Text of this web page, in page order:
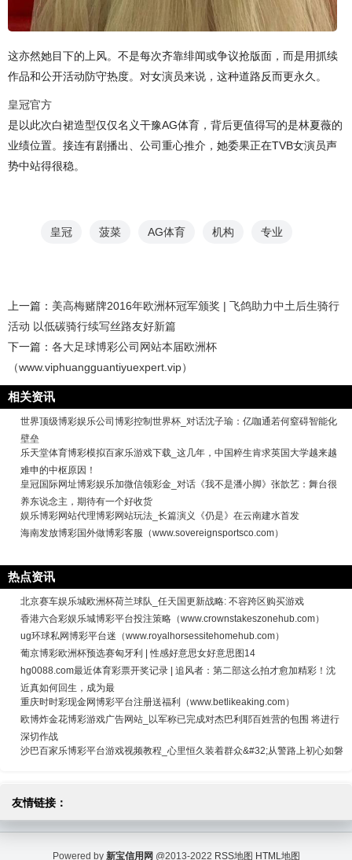
这亦然她目下的上风。不是每次齐靠绯闻或争议抢版面，而是用抓续
作品和公开活动防守热度。对女演员来说，这种道路反而更永久。
皇冠官方
是以此次白裙造型仅仅名义干豫AG体育，背后更值得写的是林夏薇的
业绩位置。接连有剧播出、公司重心推介，她委果正在TVB女演员声
势中站得很稳。
皇冠 菠菜 AG体育 机构 专业
上一篇： 美高梅赌牌2016年欧洲杯冠军颁奖 | 飞鸽助力中土后生骑行
活动 以低碳骑行续写丝路友好新篇
下一篇： 各大足球博彩公司网站本届欧洲杯
（www.viphuangguantiyuexpert.vip）
相关资讯
世界顶级博彩娱乐公司博彩控制世界杯_对话沈子瑜：亿咖通若何窒碍智能化
壁垒
乐天堂体育博彩模拟百家乐游戏下载_这几年，中国粹生肯求英国大学越来越
难申的中枢原因！
皇冠国际网址博彩娱乐加微信领彩金_对话《我不是潘小脚》张歆艺：舞台很
养东说念主，期待有一个好收货
娱乐博彩网站代理博彩网站玩法_长篇演义《仍是》在云南建水首发
海南发放博彩国外做博彩客服（www.sovereignsportsco.com）
热点资讯
北京赛车娱乐城欧洲杯荷兰球队_任天国更新战略: 不容跨区购买游戏
香港六合彩娱乐城博彩平台投注策略（www.crownstakeszonehub.com）
ug环球私网博彩平台迷（www.royalhorsessitehomehub.com）
葡京博彩欧洲杯预选赛匈牙利 | 性感好意思女好意思图14
hg0088.com最近体育彩票开奖记录 | 追风者：第二部这么拍才愈加精彩！沈
近真如何回生，成为最
重庆时时彩现金网博彩平台注册送福利（www.betlikeaking.com）
欧博炸金花博彩游戏广告网站_以军称已完成对杰巴利耶百姓营的包围 将进行
深切作战
沙巴百家乐博彩平台游戏视频教程_心里恒久装着群众&#32;从警路上初心如磐
友情链接：
Powered by 新宝信用网 @2013-2022 RSS地图 HTML地图